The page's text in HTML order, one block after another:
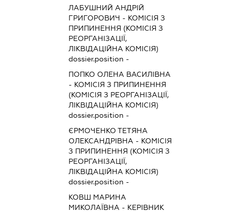
ЛАБУШНИЙ АНДРІЙ
ГРИГОРОВИЧ - КОМІСІЯ З
ПРИПИНЕННЯ (КОМІСІЯ З
РЕОРГАНІЗАЦІЇ,
ЛІКВІДАЦІЙНА КОМІСІЯ)
dossier.position -
ПОПКО ОЛЕНА ВАСИЛІВНА
- КОМІСІЯ З ПРИПИНЕННЯ
(КОМІСІЯ З РЕОРГАНІЗАЦІЇ,
ЛІКВІДАЦІЙНА КОМІСІЯ)
dossier.position -
ЄРМОЧЕНКО ТЕТЯНА
ОЛЕКСАНДРІВНА - КОМІСІЯ
З ПРИПИНЕННЯ (КОМІСІЯ З
РЕОРГАНІЗАЦІЇ,
ЛІКВІДАЦІЙНА КОМІСІЯ)
dossier.position -
КОВШ МАРИНА
МИКОЛАЇВНА - КЕРІВНИК